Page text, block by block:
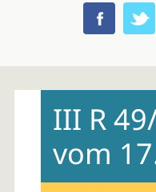
contentIII R
vom